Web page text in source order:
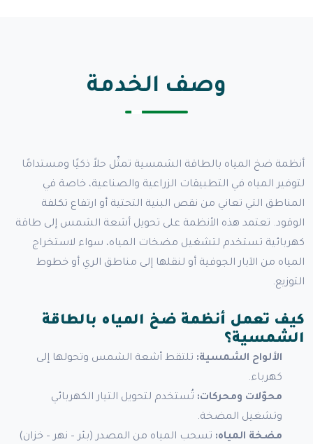
وصف الخدمة
أنظمة ضخ المياه بالطاقة الشمسية تمثّل حلاً ذكيًا ومستدامًا
لتوفير المياه في التطبيقات الزراعية والصناعية، خاصة في
المناطق التي تعاني من نقص البنية التحتية أو ارتفاع تكلفة
الوقود. تعتمد هذه الأنظمة على تحويل أشعة الشمس إلى طاقة
كهربائية تستخدم لتشغيل مضخات المياه، سواء لاستخراج
المياه من الآبار الجوفية أو لنقلها إلى مناطق الري أو خطوط
التوزيع.
كيف تعمل أنظمة ضخ المياه بالطاقة
الشمسية؟
الألواح الشمسية:تلتقط أشعة الشمس وتحولها إلى
كهرباء.
محوّلات ومحركات:تُستخدم لتحويل التيار الكهربائي
وتشغيل المضخة.
مضخة المياه:تسحب المياه من المصدر (بئر – نهر – خزان)